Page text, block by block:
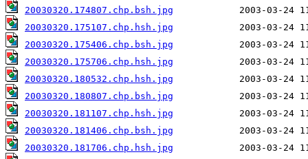
20030320.174807.chp.bsh.jpg
20030320.175107.chp.hsh.jpg
20030320.175406.chp.bsh.jpg
20030320.175706.chp.hsh.jpg
20030320.180532.chp.hsh.jpg
20030320.180807.chp.bsh.jpg
20030320.181107.chp.hsh.jpg
20030320.181406.chp.bsh.jpg
20030320.181706.chp.hsh.jpg